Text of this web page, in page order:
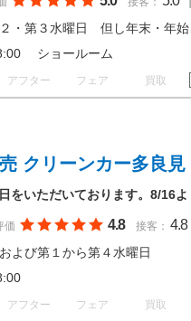
・第３水曜日 但し年末・年始
ショールーム
アフター フェア 買取
クリーンカー多良見
をいただいております。8/16よ
価 4.8 接客： 4.8
よび第１から第４水曜日
アフター フェア 買取